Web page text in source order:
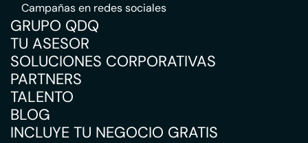
Campañas en redes sociales
GRUPO QDQ
TU ASESOR
SOLUCIONES CORPORATIVAS
PARTNERS
TALENTO
BLOG
INCLUYE TU NEGOCIO GRATIS